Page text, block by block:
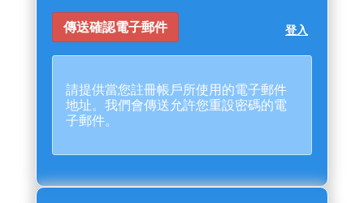
登入
請提供當您註冊帳戶所使用的電子郵件
地址。我們會傳送允許您重設密碼的電
子郵件。